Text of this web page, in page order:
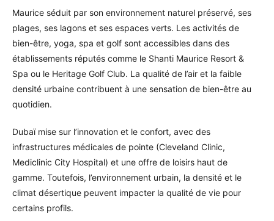
Maurice séduit par son environnement naturel préservé, ses
plages, ses lagons et ses espaces verts. Les activités de
bien-être, yoga, spa et golf sont accessibles dans des
établissements réputés comme le Shanti Maurice Resort &
Spa ou le Heritage Golf Club. La qualité de l’air et la faible
densité urbaine contribuent à une sensation de bien-être au
quotidien.
Dubaï mise sur l’innovation et le confort, avec des
infrastructures médicales de pointe (Cleveland Clinic,
Mediclinic City Hospital) et une offre de loisirs haut de
gamme. Toutefois, l’environnement urbain, la densité et le
climat désertique peuvent impacter la qualité de vie pour
certains profils.